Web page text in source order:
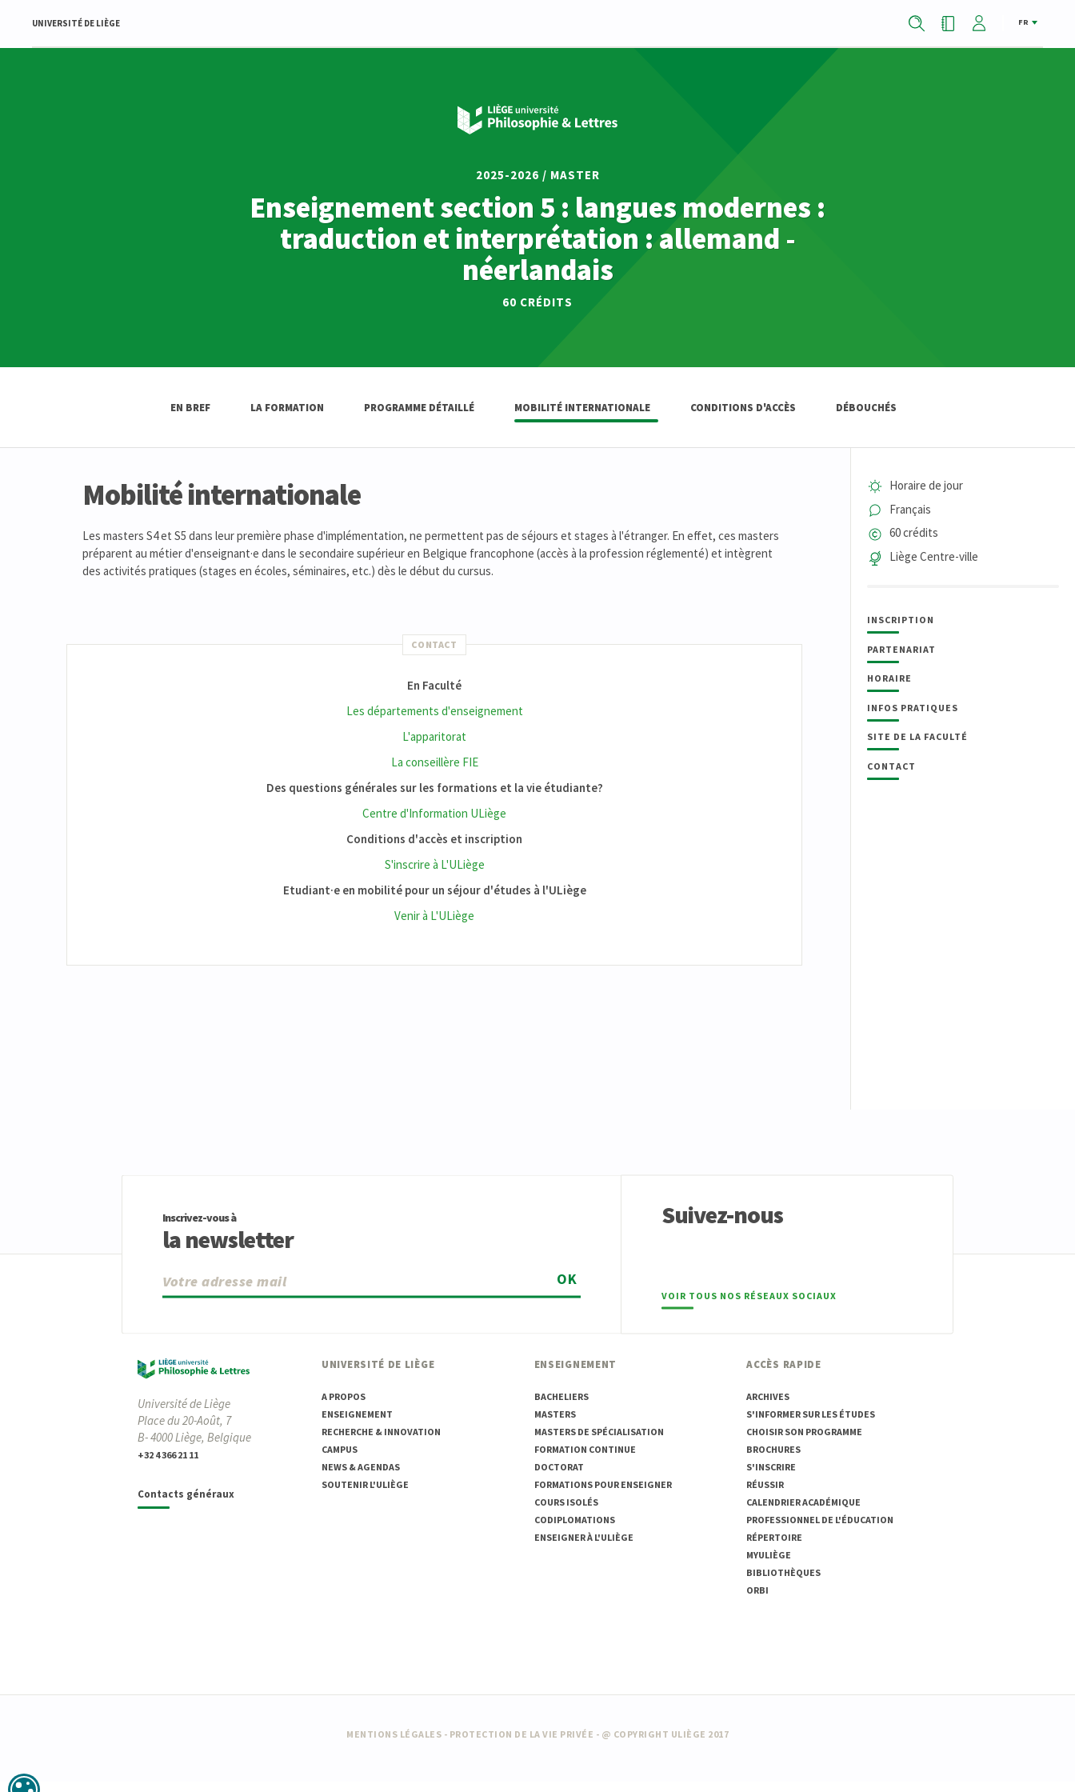
UNIVERSITÉ DE LIÈGE FR
2025-2026 / MASTER
Enseignement section 5 : langues modernes :
traduction et interprétation : allemand -
néerlandais
60 CRÉDITS
EN BREF LA FORMATION PROGRAMME DÉTAILLÉ MOBILITÉ INTERNATIONALE CONDITIONS D'ACCÈS DÉBOUCHÉS
Horaire de jour
Français
60 crédits
Liège Centre-ville
INSCRIPTION
PARTENARIAT
HORAIRE
INFOS PRATIQUES
SITE DE LA FACULTÉ
CONTACT
Mobilité internationale
Les masters S4 et S5 dans leur première phase d'implémentation, ne permettent pas de séjours et stages à l'étranger. En effet, ces masters
préparent au métier d'enseignant·e dans le secondaire supérieur en Belgique francophone (accès à la profession réglementé) et intègrent
des activités pratiques (stages en écoles, séminaires, etc.) dès le début du cursus.
CONTACT
En Faculté
Les départements d'enseignement
L'apparitorat
La conseillère FIE
Des questions générales sur les formations et la vie étudiante?
Centre d'Information ULiège
Conditions d'accès et inscription
S'inscrire à L'ULiège
Etudiant·e en mobilité pour un séjour d'études à l'ULiège
Venir à L'ULiège
Inscrivez-vous à
la newsletter
OK
Suivez-nous
VOIR TOUS NOS RÉSEAUX SOCIAUX
Université de Liège
Place du 20-Août, 7
B- 4000 Liège, Belgique
+32 4 366 21 11
Contacts généraux
UNIVERSITÉ DE LIÈGE
A PROPOS
ENSEIGNEMENT
RECHERCHE & INNOVATION
CAMPUS
NEWS & AGENDAS
SOUTENIR L'ULIÈGE
ENSEIGNEMENT
BACHELIERS
MASTERS
MASTERS DE SPÉCIALISATION
FORMATION CONTINUE
DOCTORAT
FORMATIONS POUR ENSEIGNER
COURS ISOLÉS
CODIPLOMATIONS
ENSEIGNER À L'ULIÈGE
ACCÈS RAPIDE
ARCHIVES
S'INFORMER SUR LES ÉTUDES
CHOISIR SON PROGRAMME
BROCHURES
S'INSCRIRE
RÉUSSIR
CALENDRIER ACADÉMIQUE
PROFESSIONNEL DE L'ÉDUCATION
RÉPERTOIRE
MYULIÈGE
BIBLIOTHÈQUES
ORBI
MENTIONS LÉGALES - PROTECTION DE LA VIE PRIVÉE - @ COPYRIGHT ULIÈGE 2017